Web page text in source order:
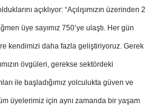
açıklıyor: “Açılışımızın üzerinden 2
üye sayımız 750’ye ulaştı. Her gün
kendimizi daha fazla geliştiriyoruz. Gerek
övgüleri, gerekse sektördeki
ile başladığımız yolculukta güven ve
üyelerimiz için aynı zamanda bir yaşam